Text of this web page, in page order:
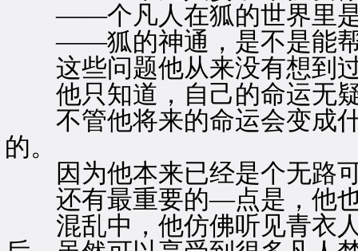
——个凡人在狐的世界里是
——狐的神通，是不是能帮
这些问题他从来没有想到过
他只知道，自己的命运无
不管他将来的命运会变成什
的。
因为他本来已经是个无路可
还有最重要的—点是，他也
混乱中，他仿佛听见青衣人